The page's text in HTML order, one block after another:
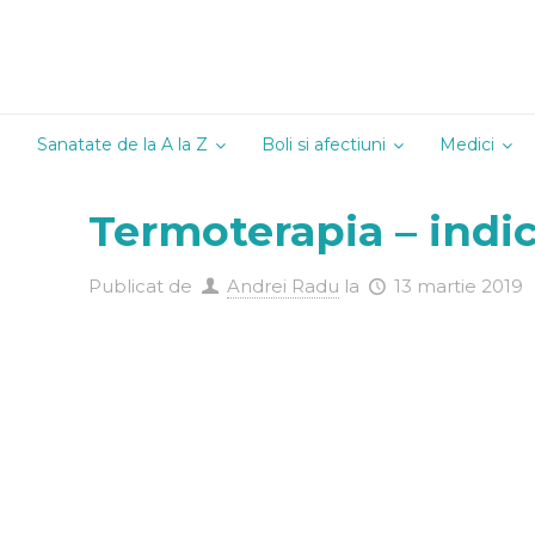
Sanatate de la A la Z Boli si afectiuni Medici
Andrologie
Cardiologie
Termoterapia –
Publicat de Andrei Radu la 13 martie 2019